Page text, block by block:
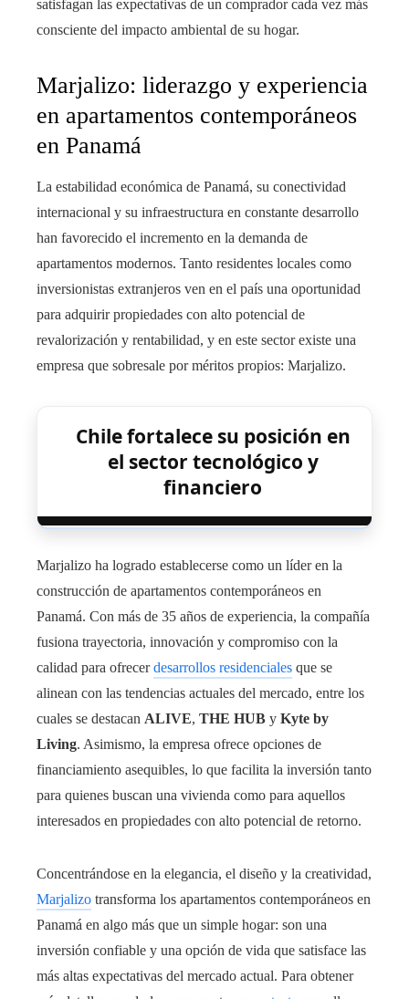
satisfagan las expectativas de un comprador cada vez más
consciente del impacto ambiental de su hogar.
Marjalizo: liderazgo y experiencia
en apartamentos contemporáneos
en Panamá
La estabilidad económica de Panamá, su conectividad
internacional y su infraestructura en constante desarrollo
han favorecido el incremento en la demanda de
apartamentos modernos. Tanto residentes locales como
inversionistas extranjeros ven en el país una oportunidad
para adquirir propiedades con alto potencial de
revalorización y rentabilidad, y en este sector existe una
empresa que sobresale por méritos propios: Marjalizo.
Chile fortalece su posición en
el sector tecnológico y
financiero
Marjalizo ha logrado establecerse como un líder en la
construcción de apartamentos contemporáneos en
Panamá. Con más de 35 años de experiencia, la compañía
fusiona trayectoria, innovación y compromiso con la
calidad para ofrecerdesarrollos residenciales que se
alinean con las tendencias actuales del mercado, entre los
cuales se destacan ALIVE, THE HUB y Kyte by
Living. Asimismo, la empresa ofrece opciones de
financiamiento asequibles, lo que facilita la inversión tanto
para quienes buscan una vivienda como para aquellos
interesados en propiedades con alto potencial de retorno.
Concentrándose en la elegancia, el diseño y la creatividad,
Marjalizo transforma los apartamentos contemporáneos en
Panamá en algo más que un simple hogar: son una
inversión confiable y una opción de vida que satisface las
más altas expectativas del mercado actual. Para obtener